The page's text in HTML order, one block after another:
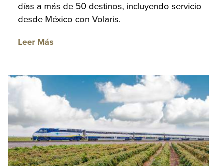
días a más de 50 destinos, incluyendo servicio
desde México con Volaris.
Leer Más